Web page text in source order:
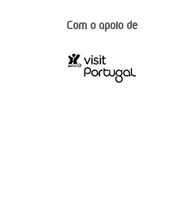
Com o apoio de